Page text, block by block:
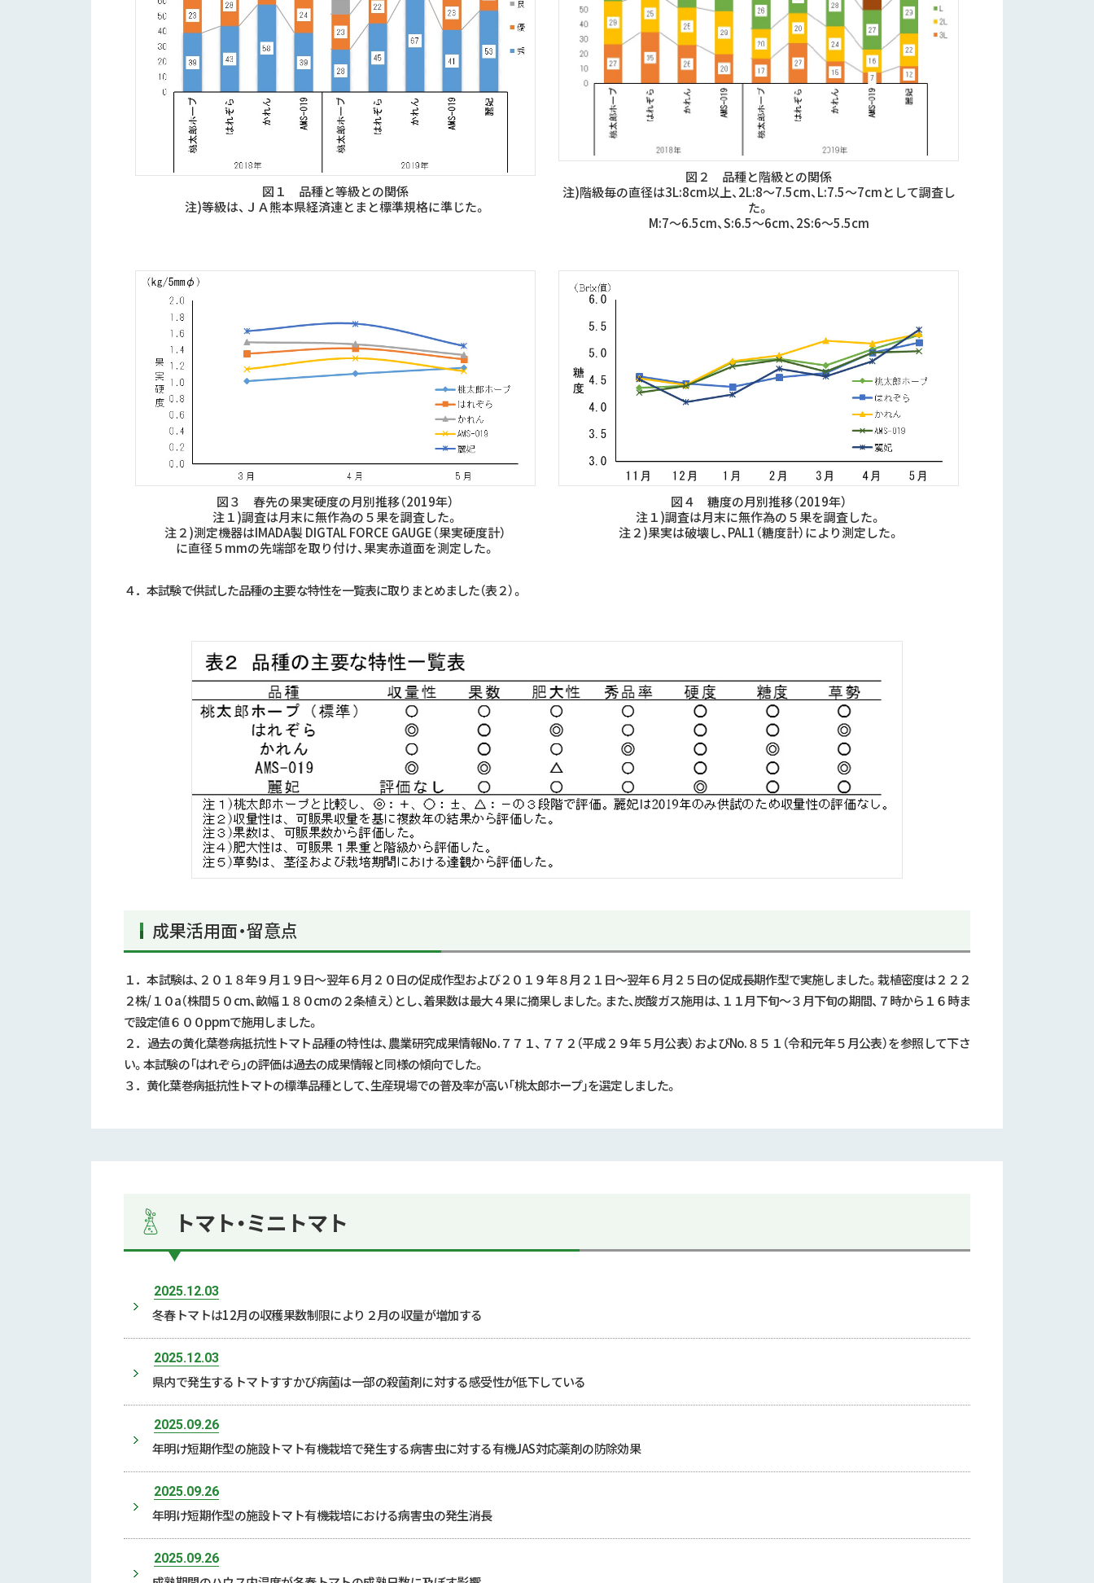
図１ 品種と等級との関係
注)等級は、ＪＡ熊本県経済連とまと標準規格に準じた。
図２ 品種と階級との関係
注)階級毎の直径は3L:8cm以上、2L:8～7.5cm、L:7.5～7cmとして調査し
た。
M:7～6.5cm、S:6.5～6cm、2S:6～5.5cm
図３ 春先の果実硬度の月別推移（2019年）
注１)調査は月末に無作為の５果を調査した。
注２)測定機器はIMADA製 DIGTAL FORCE GAUGE（果実硬度計）
に直径５mmの先端部を取り付け、果実赤道面を測定した。
図４ 糖度の月別推移（2019年）
注１)調査は月末に無作為の５果を調査した。
注２)果実は破壊し、PAL1（糖度計）により測定した。
４．本試験で供試した品種の主要な特性を一覧表に取りまとめました（表２）。
成果活用面・留意点
１．本試験は、２０１８年９月１９日～翌年６月２０日の促成作型および２０１９年８月２１日～翌年６月２５日の促成長期作型で実施しました。栽植密度は２２２
２株/１０a（株間５０cm、畝幅１８０cmの２条植え）とし、着果数は最大４果に摘果しました。また、炭酸ガス施用は、１１月下旬～３月下旬の期間、７時から１６時ま
で設定値６００ppmで施用しました。
２．過去の黄化葉巻病抵抗性トマト品種の特性は、農業研究成果情報No.７７１、７７２（平成２９年５月公表）およびNo.８５１（令和元年５月公表）を参照して下さ
い。本試験の「はれぞら」の評価は過去の成果情報と同様の傾向でした。
３．黄化葉巻病抵抗性トマトの標準品種として、生産現場での普及率が高い「桃太郎ホープ」を選定しました。
トマト・ミニトマト
2025.12.03
冬春トマトは12月の収穫果数制限により２月の収量が増加する
2025.12.03
県内で発生するトマトすすかび病菌は一部の殺菌剤に対する感受性が低下している
2025.09.26
年明け短期作型の施設トマト有機栽培で発生する病害虫に対する有機JAS対応薬剤の防除効果
2025.09.26
年明け短期作型の施設トマト有機栽培における病害虫の発生消長
2025.09.26